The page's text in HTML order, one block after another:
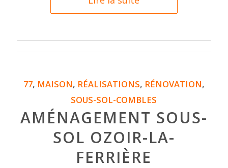
77, MAISON, RÉALISATIONS, RÉNOVATION,
SOUS-SOL-COMBLES
AMÉNAGEMENT SOUS-
SOL OZOIR-LA-
FERRIÈRE